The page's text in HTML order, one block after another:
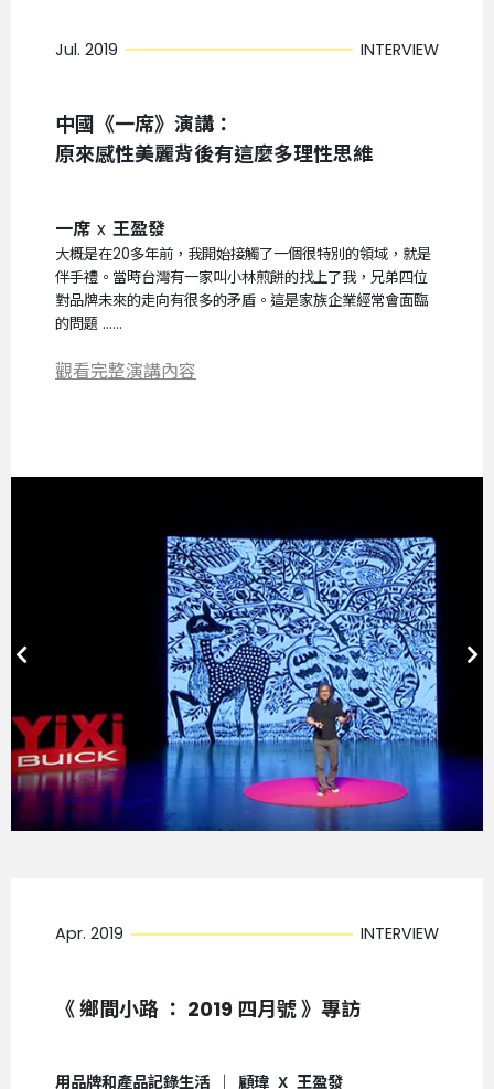
Jul. 2019 INTERVIEW
中國《一席》演講：
原來感性美麗背後有這麼多理性思維
一席 x 王盈發
大概是在20多年前，我開始接觸了一個很特別的領域，就是
伴手禮。當時台灣有一家叫小林煎餅的找上了我，兄弟四位
對品牌未來的走向有很多的矛盾。這是家族企業經常會面臨
的問題 ......
觀看完整演講內容
Apr. 2019 INTERVIEW
《 鄉間小路 ： 2019 四月號 》專訪
用品牌和產品記錄生活 ｜ 顧瑋 Ｘ 王盈發